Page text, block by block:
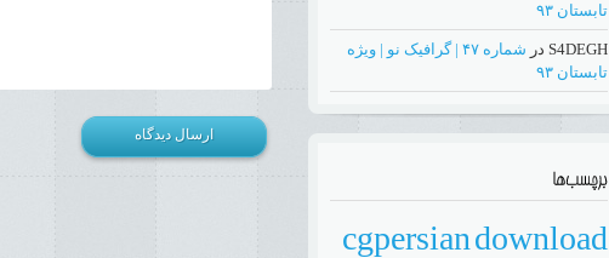
تابستان ۹۳
S4DEGH در
شماره ۴۷ | گرافیک نو | ویژه
تابستان ۹۳
cgpersiandownload